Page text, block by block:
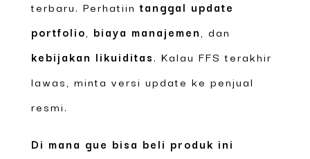
terbaru. Perhatiintanggal update
portfolio biaya manajemen , dan
kebijakan likuiditas. Kalau FFS terakhir
lawas, minta versi update ke penjual
resmi.
Di mana gue bisa beli produk ini